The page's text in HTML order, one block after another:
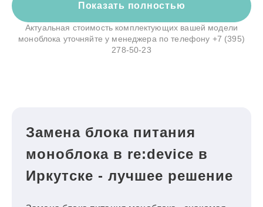
Показать полностью
Актуальная стоимость комплектующих вашей модели
моноблока уточняйте у менеджера по телефону +7 (395)
278-50-23
Замена блока питания
моноблока в re:device в
Иркутске - лучшее решение